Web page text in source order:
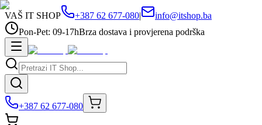
VAŠ IT SHOP +387 62 677-080|
info@itshop.ba
Pon-Pet: 09-17hBrza dostava i provjerena podrška
+387 62 677-080